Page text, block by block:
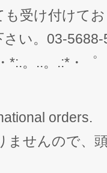
も受け付けて
い。03-5688-
*:.。..。.:*・
orders.
ませんので、